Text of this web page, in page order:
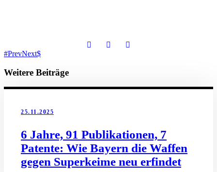
PrevNext
Weitere Beiträge
25.11.2025
6 Jahre, 91 Publikationen, 7
Patente: Wie Bayern die Waffen
gegen Superkeime neu erfindet